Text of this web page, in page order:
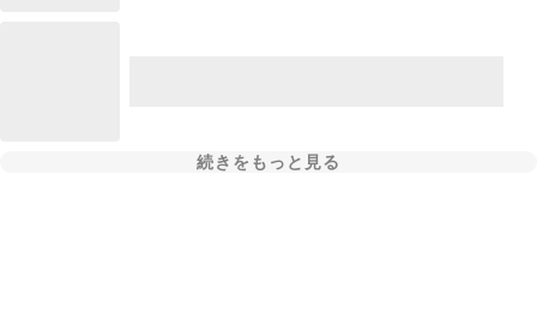
続きをもっと見る